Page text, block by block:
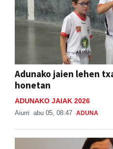
Adunako jaien lehen
honetan
ADUNAKO JAIAK 2026
Aiurri abu 05, 08:47 ADUNA